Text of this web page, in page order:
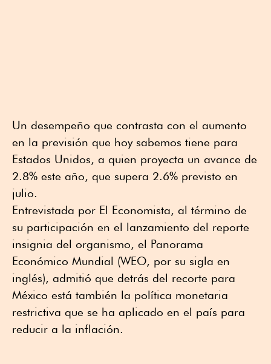
Un desempeño que contrasta con el aumento
en la previsión que hoy sabemos tiene para
Estados Unidos, a quien proyecta un avance de
2.8% este año, que supera 2.6% previsto en
julio.
Entrevistada por El Economista, al término de
su participación en el lanzamiento del reporte
insignia del organismo, el Panorama
Económico Mundial (WEO, por su sigla en
inglés), admitió que detrás del recorte para
México está también la política monetaria
restrictiva que se ha aplicado en el país para
reducir a la inflación.